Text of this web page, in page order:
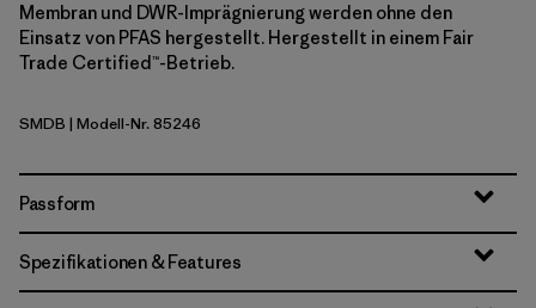
Membran und DWR-Imprägnierung werden ohne den
Einsatz von PFAS hergestellt. Hergestellt in einem Fair
Trade Certified™-Betrieb.
Smolder Blue
SMDB | Modell-Nr. 85246
Passform
Spezifikationen & Features